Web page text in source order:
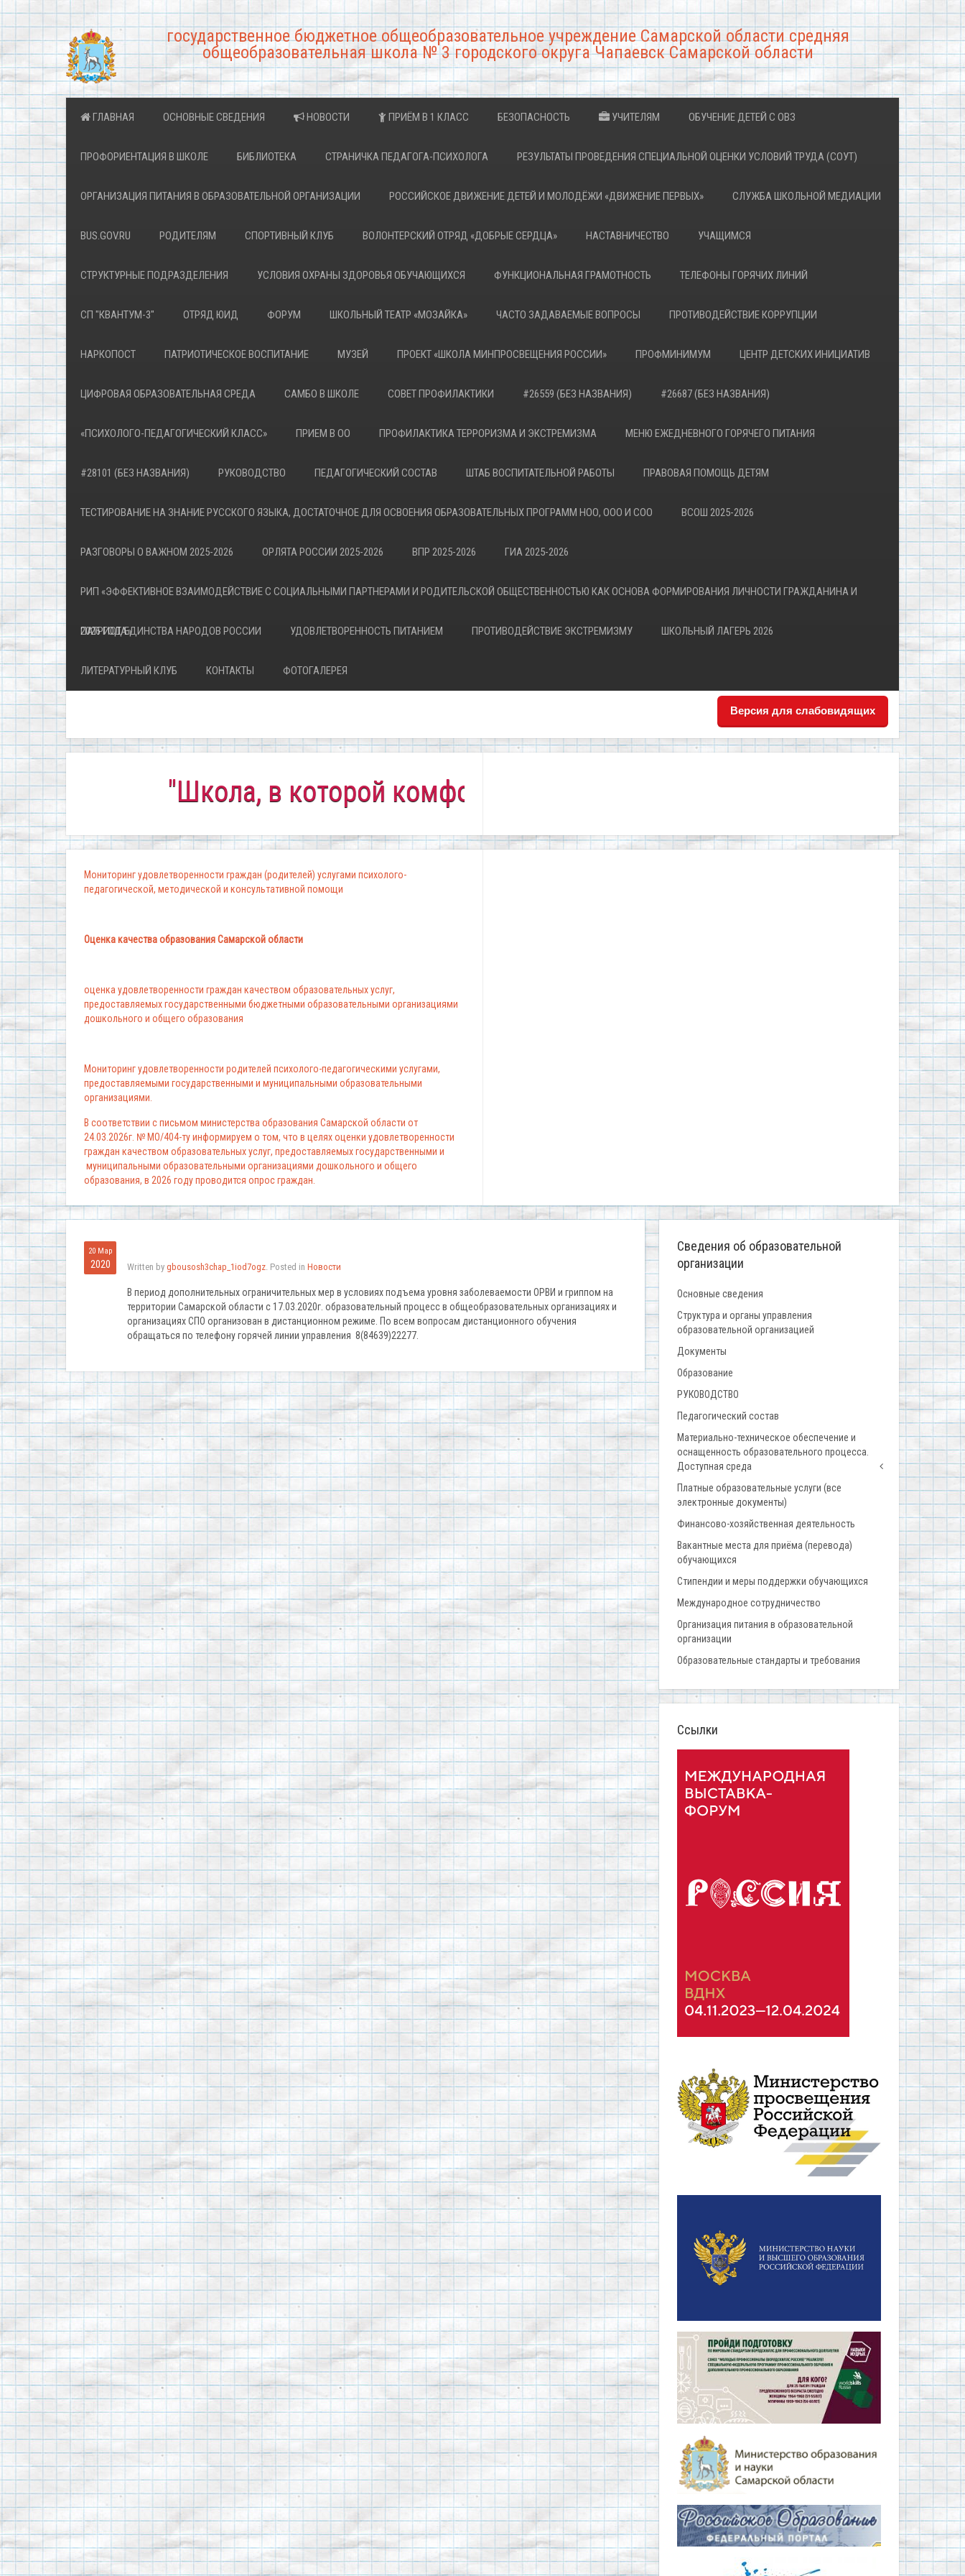
государственное бюджетное общеобразовательное учреждение Самарской области средняя
общеобразовательная школа № 3 городского округа Чапаевск Самарской области
ГЛАВНАЯ ОСНОВНЫЕ СВЕДЕНИЯ НОВОСТИ ПРИЁМ В 1 КЛАСС БЕЗОПАСНОСТЬ УЧИТЕЛЯМ ОБУЧЕНИЕ ДЕТЕЙ С ОВЗ
ПРОФОРИЕНТАЦИЯ В ШКОЛЕ БИБЛИОТЕКА СТРАНИЧКА ПЕДАГОГА-ПСИХОЛОГА РЕЗУЛЬТАТЫ ПРОВЕДЕНИЯ СПЕЦИАЛЬНОЙ ОЦЕНКИ УСЛОВИЙ ТРУДА (СОУТ)
ОРГАНИЗАЦИЯ ПИТАНИЯ В ОБРАЗОВАТЕЛЬНОЙ ОРГАНИЗАЦИИ РОССИЙСКОЕ ДВИЖЕНИЕ ДЕТЕЙ И МОЛОДЁЖИ «ДВИЖЕНИЕ ПЕРВЫХ» СЛУЖБА ШКОЛЬНОЙ МЕДИАЦИИ
BUS.GOV.RU РОДИТЕЛЯМ СПОРТИВНЫЙ КЛУБ ВОЛОНТЕРСКИЙ ОТРЯД «ДОБРЫЕ СЕРДЦА» НАСТАВНИЧЕСТВО УЧАЩИМСЯ
СТРУКТУРНЫЕ ПОДРАЗДЕЛЕНИЯ УСЛОВИЯ ОХРАНЫ ЗДОРОВЬЯ ОБУЧАЮЩИХСЯ ФУНКЦИОНАЛЬНАЯ ГРАМОТНОСТЬ ТЕЛЕФОНЫ ГОРЯЧИХ ЛИНИЙ
СП "КВАНТУМ-3" ОТРЯД ЮИД ФОРУМ ШКОЛЬНЫЙ ТЕАТР «МОЗАЙКА» ЧАСТО ЗАДАВАЕМЫЕ ВОПРОСЫ ПРОТИВОДЕЙСТВИЕ КОРРУПЦИИ
НАРКОПОСТ ПАТРИОТИЧЕСКОЕ ВОСПИТАНИЕ МУЗЕЙ ПРОЕКТ «ШКОЛА МИНПРОСВЕЩЕНИЯ РОССИИ» ПРОФМИНИМУМ ЦЕНТР ДЕТСКИХ ИНИЦИАТИВ
ЦИФРОВАЯ ОБРАЗОВАТЕЛЬНАЯ СРЕДА САМБО В ШКОЛЕ СОВЕТ ПРОФИЛАКТИКИ #26559 (БЕЗ НАЗВАНИЯ) #26687 (БЕЗ НАЗВАНИЯ)
«ПСИХОЛОГО-ПЕДАГОГИЧЕСКИЙ КЛАСС» ПРИЕМ В ОО ПРОФИЛАКТИКА ТЕРРОРИЗМА И ЭКСТРЕМИЗМА МЕНЮ ЕЖЕДНЕВНОГО ГОРЯЧЕГО ПИТАНИЯ
#28101 (БЕЗ НАЗВАНИЯ) РУКОВОДСТВО ПЕДАГОГИЧЕСКИЙ СОСТАВ ШТАБ ВОСПИТАТЕЛЬНОЙ РАБОТЫ ПРАВОВАЯ ПОМОЩЬ ДЕТЯМ
ТЕСТИРОВАНИЕ НА ЗНАНИЕ РУССКОГО ЯЗЫКА, ДОСТАТОЧНОЕ ДЛЯ ОСВОЕНИЯ ОБРАЗОВАТЕЛЬНЫХ ПРОГРАММ НОО, ООО И СОО ВСОШ 2025-2026
РАЗГОВОРЫ О ВАЖНОМ 2025-2026 ОРЛЯТА РОССИИ 2025-2026 ВПР 2025-2026 ГИА 2025-2026
РИП «ЭФФЕКТИВНОЕ ВЗАИМОДЕЙСТВИЕ С СОЦИАЛЬНЫМИ ПАРТНЕРАМИ И РОДИТЕЛЬСКОЙ ОБЩЕСТВЕННОСТЬЮ КАК ОСНОВА ФОРМИРОВАНИЯ ЛИЧНОСТИ ГРАЖДАНИНА И
ПАТРИОТА»
2026 ГОД ЕДИНСТВА НАРОДОВ РОССИИ УДОВЛЕТВОРЕННОСТЬ ПИТАНИЕМ ПРОТИВОДЕЙСТВИЕ ЭКСТРЕМИЗМУ ШКОЛЬНЫЙ ЛАГЕРЬ 2026
ЛИТЕРАТУРНЫЙ КЛУБ КОНТАКТЫ ФОТОГАЛЕРЕЯ
Версия для слабовидящих
"Школа, в которой комфортно всем!"
Мониторинг удовлетворенности граждан (родителей) услугами психолого-
педагогической, методической и консультативной помощи
Оценка качества образования Самарской области
оценка удовлетворенности граждан качеством образовательных услуг,
предоставляемых государственными бюджетными образовательными организациями
дошкольного и общего образования
Мониторинг удовлетворенности родителей психолого-педагогическими услугами,
предоставляемыми государственными и муниципальными образовательными
организациями.
В соответствии с письмом министерства образования Самарской области от
24.03.2026г. № МО/404-ту информируем о том, что в целях оценки удовлетворенности
граждан качеством образовательных услуг, предоставляемых государственными и
муниципальными образовательными организациями дошкольного и общего
образования, в 2026 году проводится опрос граждан.
20 Мар
2020 Written by gbousosh3chap_1iod7ogz. Posted in Новости
В период дополнительных ограничительных мер в условиях подъема уровня заболеваемости ОРВИ и гриппом на
территории Самарской области с 17.03.2020г. образовательный процесс в общеобразовательных организациях и
организациях СПО организован в дистанционном режиме. По всем вопросам дистанционного обучения
обращаться по телефону горячей линии управления 8(84639)22277.
Сведения об образовательной
организации
Основные сведения
Структура и органы управления
образовательной организацией
Документы
Образование
РУКОВОДСТВО
Педагогический состав
Материально-техническое обеспечение и
оснащенность образовательного процесса.
Доступная среда
Платные образовательные услуги (все
электронные документы)
Финансово-хозяйственная деятельность
Вакантные места для приёма (перевода)
обучающихся
Стипендии и меры поддержки обучающихся
Международное сотрудничество
Организация питания в образовательной
организации
Образовательные стандарты и требования
Ссылки